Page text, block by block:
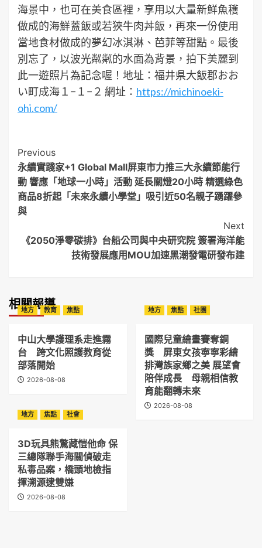
海景中，也可在美食區裡，享用以大量新鮮魚穫
做成的海鮮蓋飯或若狹牛肉丼飯，再來一份使用
當地食材做成的夢幻冰淇淋、芭菲等甜點。最後
別忘了，以波光粼粼的水面為背景，拍下美麗到
此一遊照片為記念喔！地址：福井県大飯郡おお
い町成海１−１−２ 網址： https://michinoeki-
ohi.com/
Post
Navigation
Previous
永續實踐家+1 Global Mall屏東市力推三大永續節能行
動 響應「地球一小時」活動 延長關燈20小時 精選綠色
商品8折起「未來永續小學堂」吸引近50名親子踴躍參
與
Next
《2050淨零碳排》台船公司與中央研究院 簽署海洋能
技術發展應用MOU加速黑潮發電研發布建
相關報導
地方 教育 焦點
中山大學護理系走進霧
台 跨文化照護教育從
部落開始
2026-08-08
地方 焦點 社團
國際兒童繪畫賽奪銅
獎 屏東女孩寧寧彩繪
排灣族家鄉之美 展望會
陪伴成長 母親相信教
育能翻轉未來
2026-08-08
地方
焦點 社會
3D玩具熊驚藏愷他命 保
三總隊聯手海關偵破走
私毒品案，橋頭地檢指
揮溯源逮雙嫌
2026-08-08